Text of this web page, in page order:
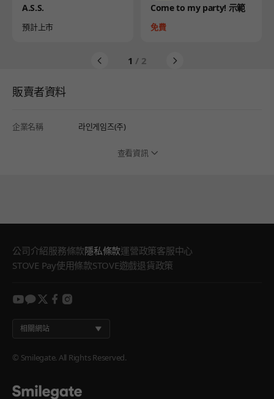
Product
A.S.S.
Availability
預計上市
Product Come to my party! 示範
Price
免費
1 / 2
販賣者資料
企業名稱 라인게임즈(주)
查看資訊
公司介紹服務條款隱私條款運營政策客服中心
STOVE Pay使用條款STOVE遊戲退貨政策
youtube
kakao
twitter
facebook
instagram
相關網站
© Smilegate. All Rights Reserved.